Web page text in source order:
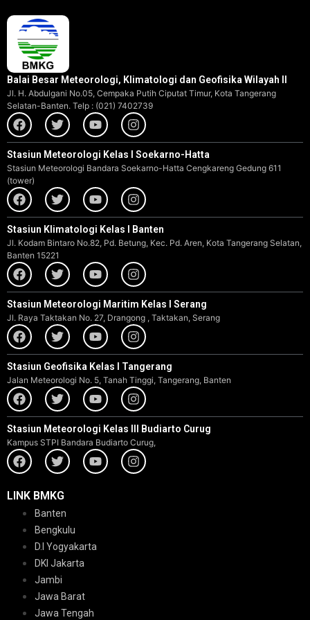
Balai Besar Meteorologi, Klimatologi dan Geofisika Wilayah II
Jl. H. Abdulgani No.05, Cempaka Putih Ciputat Timur, Kota Tangerang
Selatan-Banten. Telp : (021) 7402739
Stasiun Meteorologi Kelas I Soekarno-Hatta
Stasiun Meteorologi Bandara Soekarno-Hatta Cengkareng Gedung 611
(tower)
Stasiun Klimatologi Kelas I Banten
Jl. Kodam Bintaro No.82, Pd. Betung, Kec. Pd. Aren, Kota Tangerang Selatan,
Banten 15221
Stasiun Meteorologi Maritim Kelas I Serang
Jl. Raya Taktakan No. 27, Drangong , Taktakan, Serang
Stasiun Geofisika Kelas I Tangerang
Jalan Meteorologi No. 5, Tanah Tinggi, Tangerang, Banten
Stasiun Meteorologi Kelas III Budiarto Curug
Kampus STPI Bandara Budiarto Curug,
LINK BMKG
Banten
Bengkulu
D.I Yogyakarta
DKI Jakarta
Jambi
Jawa Barat
Jawa Tengah